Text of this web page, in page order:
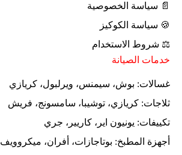
📄 سياسة الخصوصية
🍪 سياسة الكوكيز
⚖ شروط الاستخدام
خدمات الصيانة
غسالات: بوش، سيمنس، ويرلبول، كريازي
ثلاجات: كريازي، توشيبا، سامسونج، فريش
تكييفات: يونيون اير، كاريير، جري
أجهزة المطبخ: بوتاجازات، أفران، ميكروويف